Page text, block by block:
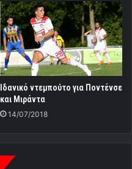
Ιδανικό ντεμπούτο για Ποντένσε
και Μιράντα
14/07/2018